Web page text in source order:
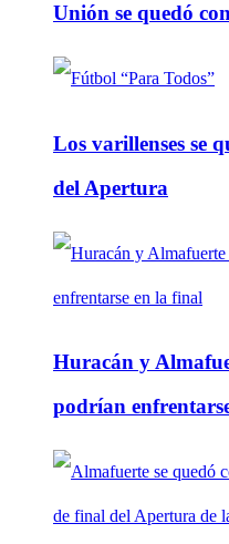
Unión se quedó
Los varillenses se
del Apertura
Huracán y
podrían